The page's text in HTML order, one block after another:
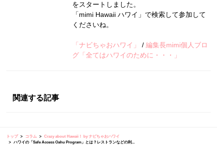
をスタートしました。
「mimi Hawaii ハワイ」で検索して参加して
くださいね。
「ナビちゃおハワイ」 /編集長mimi個人ブロ
グ「全てはハワイのために・・・」
関連する記事
トップ コラム
Crazy about Hawaii！ by ナビちゃおハワイ
ハワイの「Safe Access Oahu Program」とは？レストランなどの利...